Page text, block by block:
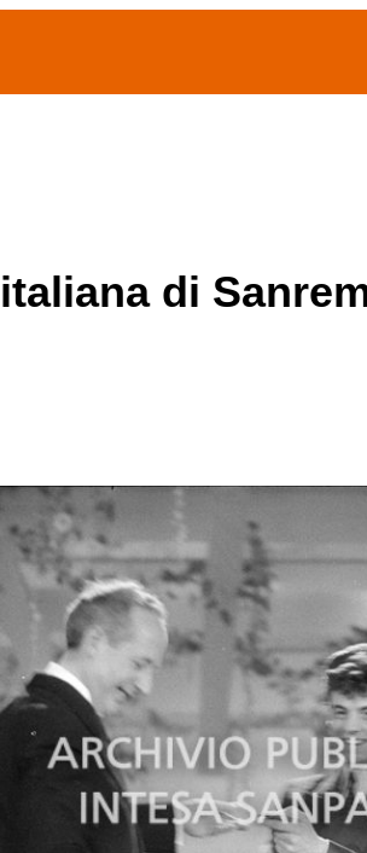
di